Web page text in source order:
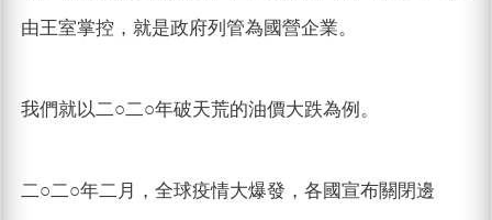
由王室掌控，就是政府列管為國營企業。
我們就以二○二○年破天荒的油價大跌為例。
二○二○年二月，全球疫情大爆發，各國宣布關閉邊